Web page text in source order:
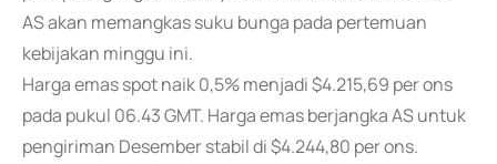
AS akan memangkas suku bunga pada pertemuan
kebijakan minggu ini.
Harga emas spot naik 0,5% menjadi $4.215,69 per ons
pada pukul 06.43 GMT. Harga emas berjangka AS untuk
pengiriman Desember stabil di $4.244,80 per ons.